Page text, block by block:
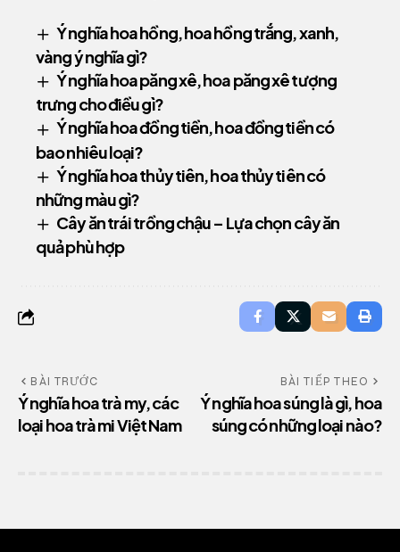
Ý nghĩa hoa hồng, hoa hồng trắng, xanh,
vàng ý nghĩa gì?
Ý nghĩa hoa păng xê, hoa păng xê tượng
trưng cho điều gì?
Ý nghĩa hoa đồng tiền, hoa đồng tiền có
bao nhiêu loại?
Ý nghĩa hoa thủy tiên, hoa thủy tiên có
những màu gì?
Cây ăn trái trồng chậu – Lựa chọn cây ăn
quả phù hợp
BÀI TRƯỚC
Ý nghĩa hoa trà my, các
loại hoa trà mi Việt Nam
BÀI TIẾP THEO
Ý nghĩa hoa súng là gì, hoa
súng có những loại nào?